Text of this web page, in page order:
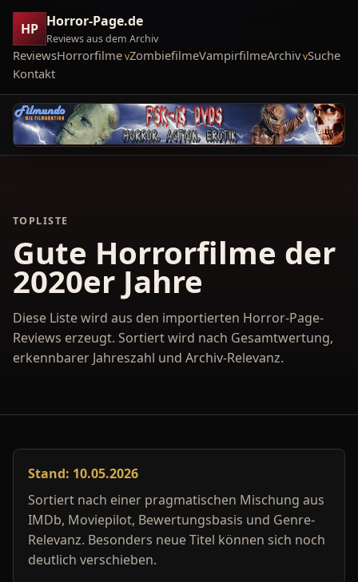
HP Horror-Page.de
Reviews aus dem Archiv
ReviewsHorrorfilme ZombiefilmeVampirfilmeArchiv Suche
Kontakt
TOPLISTE
Gute Horrorfilme der
2020er Jahre
Diese Liste wird aus den importierten Horror-Page-
Reviews erzeugt. Sortiert wird nach Gesamtwertung,
erkennbarer Jahreszahl und Archiv-Relevanz.
Stand: 10.05.2026
Sortiert nach einer pragmatischen Mischung aus
IMDb, Moviepilot, Bewertungsbasis und Genre-
Relevanz. Besonders neue Titel können sich noch
deutlich verschieben.